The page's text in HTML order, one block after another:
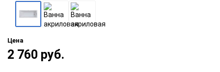
Цена
2 760 руб.